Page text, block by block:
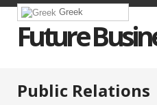
Greek
Future
Public Relations